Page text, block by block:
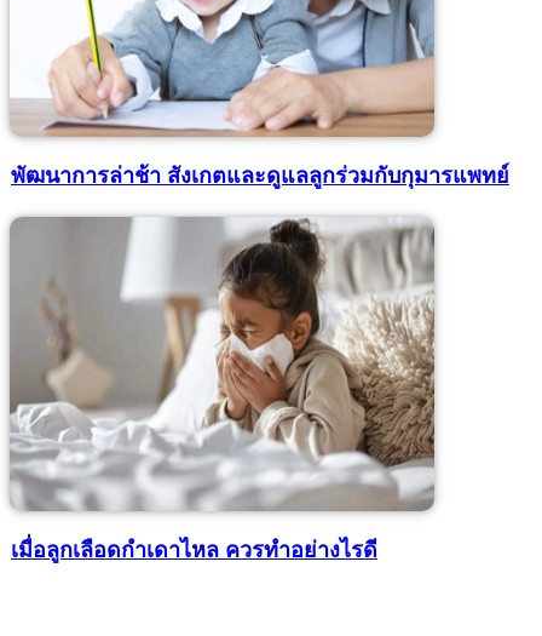
พัฒนาการล่าช้า สังเกตและดูแลลูกร่วมกับกุมารแพทย์
เมื่อลูกเลือดกำเดาไหล ควรทำอย่างไรดี